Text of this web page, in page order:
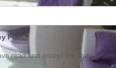
Policy
read and accept the Data